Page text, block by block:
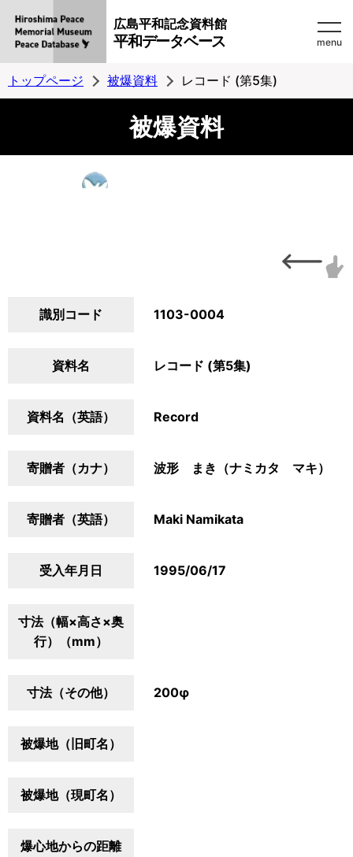
広島平和記念資料館
平和データベース menu
トップページ 被爆資料 レコード (第5集)
被爆資料
識別コード 1103-0004
資料名 レコード (第5集)
資料名（英語） Record
寄贈者（カナ） 波形 まき（ナミカタ マキ）
寄贈者（英語） Maki Namikata
受入年月日 1995/06/17
寸法（幅×高さ×奥
行）（mm）
寸法（その他） 200φ
被爆地（旧町名）
被爆地（現町名）
爆心地からの距離